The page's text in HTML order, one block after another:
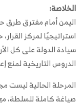
الخلاصة:
اليمن أمام مفترق طرق
استراتيجيًا لمركز
سيادة الدولة على كل
الدروس التاريخية لمنع
المرحلة الحالية ليست
صياغة كاملة للسلطة،